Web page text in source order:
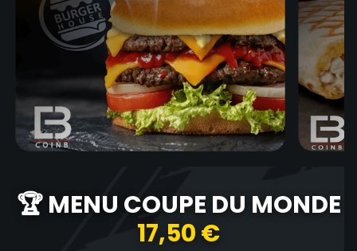
🏆 MENU COUPE DU MONDE
17,50 €